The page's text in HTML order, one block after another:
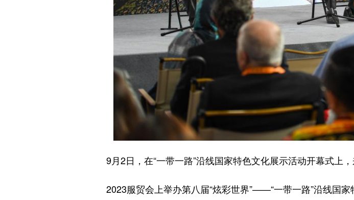
9月2日，在“一带一路”沿线国家特色文化展示活动开幕式上，
2023服贸会上举办第八届“炫彩世界”——“一带一路”沿线国家